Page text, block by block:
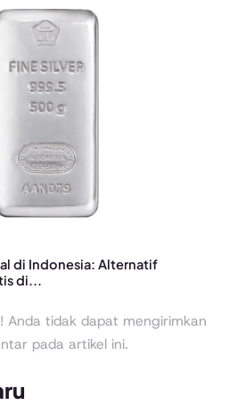
di Indonesia: Alternatif
di...
Anda tidak dapat mengirimkan
pada artikel ini.